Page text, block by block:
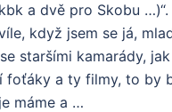
a dvě pro Skobu
když jsem se já,
staršími kamarády,
foťáky a ty filmy, to by
máme a …